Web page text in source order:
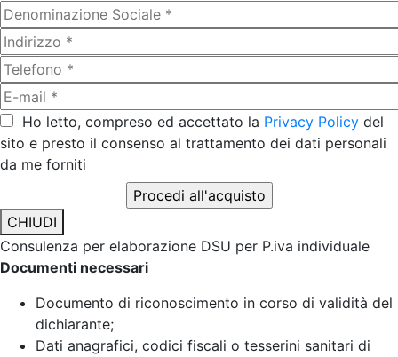
Ho letto, compreso ed accettato la Privacy Policy del
sito e presto il consenso al trattamento dei dati personali
da me forniti
CHIUDI
Consulenza per elaborazione DSU per P.iva individuale
Documenti necessari
Documento di riconoscimento in corso di validità del
dichiarante;
Dati anagrafici, codici fiscali o tesserini sanitari di